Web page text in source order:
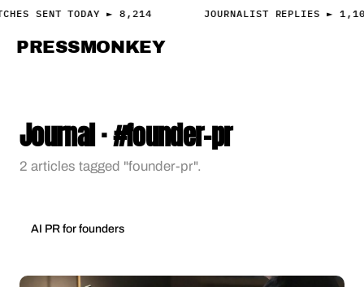
Journal · #founder-pr
2 articles tagged "founder-pr".
AI PR for founders
SENT TODAY ► 8,214 JOURNALIST REPLIES ►
PRESS MONKEY